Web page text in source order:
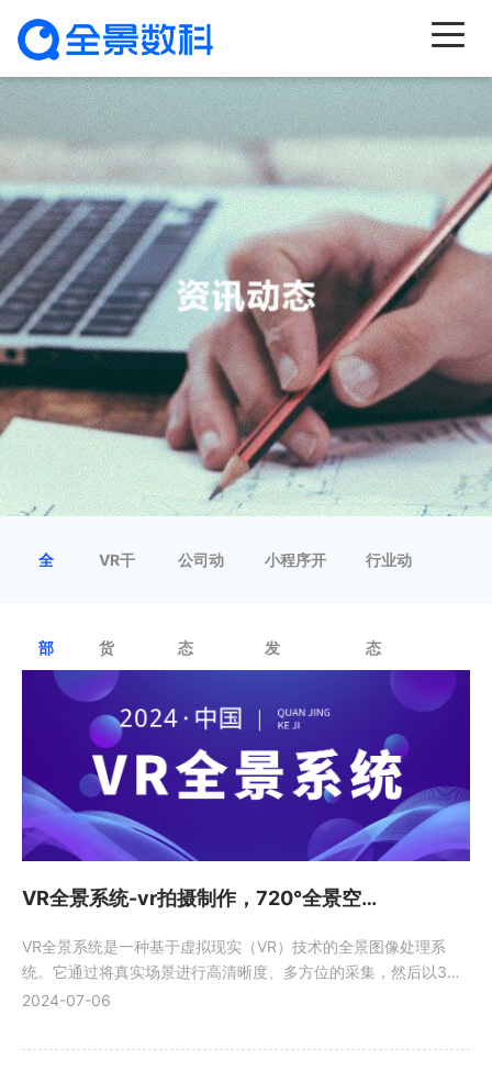
全
部
VR干
货
公司动
态
小程序开
发
行业动
态
VR全景系统-vr拍摄制作，720°全景空间，一站式服务
VR全景系统是一种基于虚拟现实（VR）技术的全景图像处理系
统。它通过将真实场景进行高清晰度、多方位的采集，然后以3D
形式呈现在用户眼前，使用户可以沉浸式的体验场景。
2024-07-06